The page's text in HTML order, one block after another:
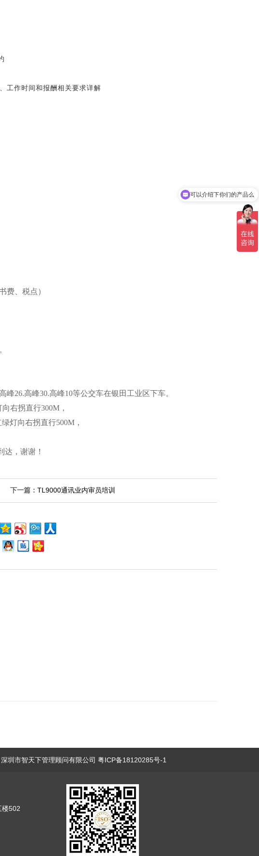
工作时间和报酬相关要求详解
费、税点）
峰26.高峰30.高峰10等公交车在银田工业区下车。
向右拐直行300M，
绿灯向右拐直行500M，
，谢谢！
下一篇： TL9000通讯业内审员培训
圳市智天下管理顾问有限公司 粤ICP备18120285号-1
楼502
可以介绍下你们的产品么